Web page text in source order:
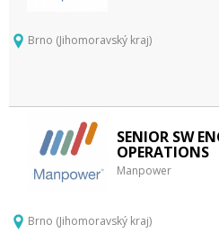
Brno (Jihomoravský kraj)
SENIOR SW
OPERATIONS
Manpower
Brno (Jihomoravský kraj)